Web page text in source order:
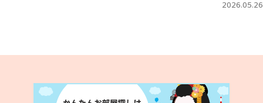
2026.05.26